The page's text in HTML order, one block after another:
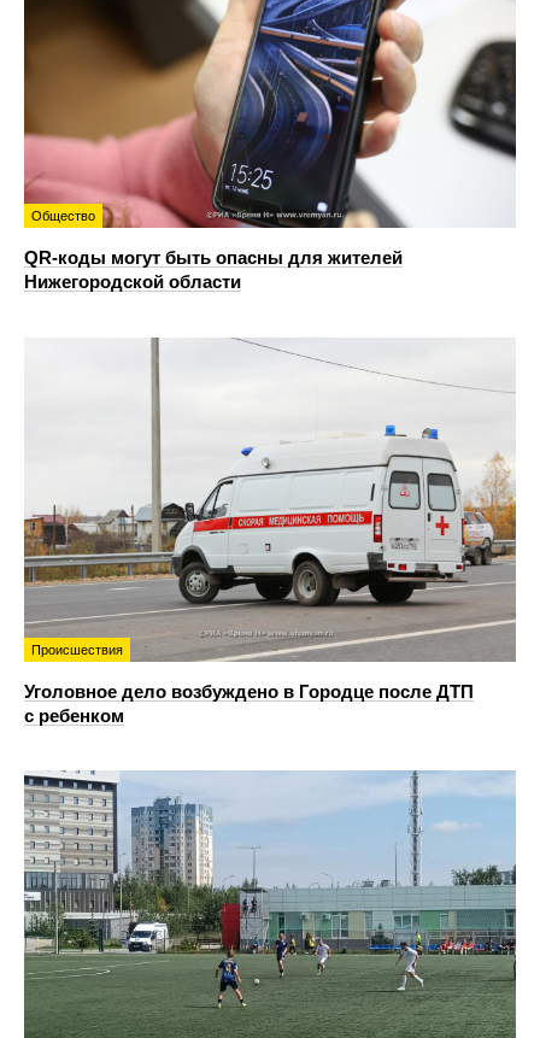
Общество
QR-коды могут быть опасны для жителей
Нижегородской области
Происшествия
Уголовное дело возбуждено в Городце после ДТП
с ребенком